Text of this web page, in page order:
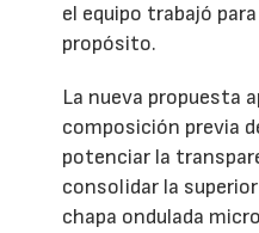
el equipo trabajó
propósito.
La nueva propuesta
composición previa
potenciar la
consolidar la
chapa ondulada